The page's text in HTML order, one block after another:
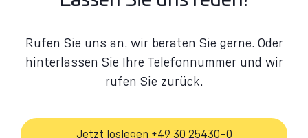
Rufen Sie uns an, wir beraten Sie gerne. Oder
hinterlassen Sie Ihre Telefonnummer und wir
rufen Sie zurück.
Jetzt loslegen +49 30 25430–0